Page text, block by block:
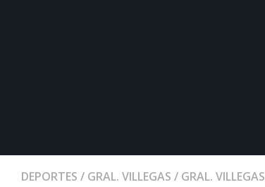
DEPORTES / GRAL. VILLEGAS / GRAL. VILLEGAS